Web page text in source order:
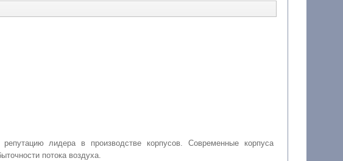
лидера в производстве корпусов. Современные корпуса
потока воздуха.